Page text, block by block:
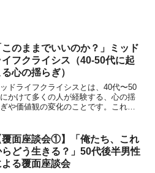
このままでいいのか？」ミッド
イフクライシス（40-50代に起
る心の揺らぎ）
ッドライフクライシスとは、40代〜50
かけて多くの人が経験する、心の揺
や価値観の変化のことです。これま
な感覚が生まれます。具体的には、次
ような変化が起こり...
覆面座談会①】「俺たち、これ
らどう生きる？」50代後半男性
よる覆面座談会